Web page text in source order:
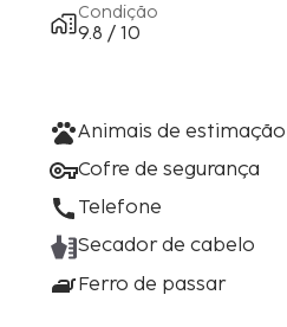
Condição
9.8 / 10
Animais de
Cofre de segurança
Telefone
Secador de cabelo
Ferro de passar